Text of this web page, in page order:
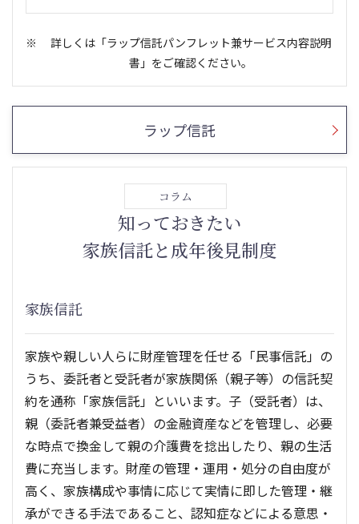
詳しくは「ラップ信託パンフレット兼サービス内容説明
書」をご確認ください。
ラップ信託
コラム
知っておきたい
家族信託と成年後見制度
家族信託
家族や親しい人らに財産管理を任せる「民事信託」の
うち、委託者と受託者が家族関係（親子等）の信託契
約を通称「家族信託」といいます。子（受託者）は、
親（委託者兼受益者）の金融資産などを管理し、必要
な時点で換金して親の介護費を捻出したり、親の生活
費に充当します。財産の管理・運用・処分の自由度が
高く、家族構成や事情に応じて実情に即した管理・継
承ができる手法であること、認知症などによる意思・